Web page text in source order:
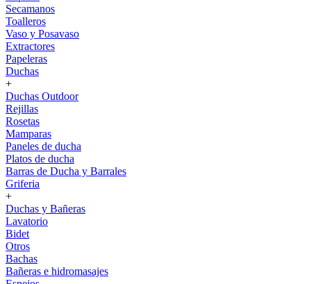
Secamanos
Toalleros
Vaso y Posavaso
Extractores
Papeleras
Duchas
+
Duchas Outdoor
Rejillas
Rosetas
Mamparas
Paneles de ducha
Platos de ducha
Barras de Ducha y Barrales
Griferia
+
Duchas y Bañeras
Lavatorio
Bidet
Otros
Bachas
Bañeras e hidromasajes